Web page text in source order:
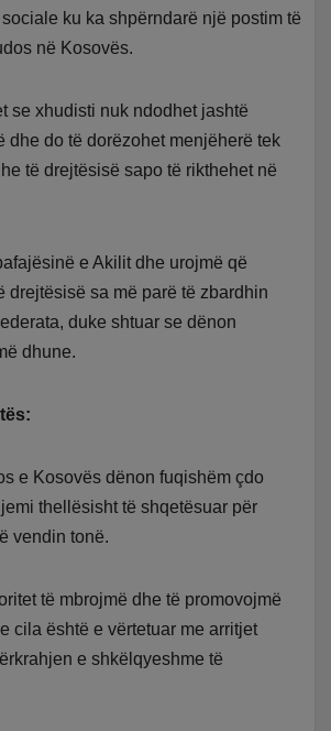
ku ka shpërndarë një postim të
në Kosovës.
se xhudisti nuk ndodhet jashtë
dhe do të dorëzohet menjëherë tek
të drejtësisë sapo të rikthehet në
e Akilit dhe urojmë që
drejtësisë sa më parë të zbardhin
duke shtuar se dënon
dhune.
e Kosovës dënon fuqishëm çdo
thellësisht të shqetësuar për
vendin tonë.
të mbrojmë dhe të promovojmë
cila është e vërtetuar me arritjet
e shkëlqyeshme të